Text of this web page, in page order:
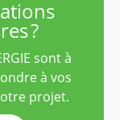
?
sont à
à vos
projet.